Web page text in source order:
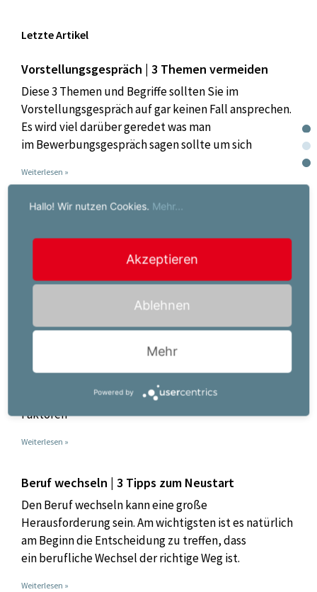
Letzte Artikel
Vorstellungsgespräch | 3 Themen vermeiden
Diese 3 Themen und Begriffe sollten Sie im
Vorstellungsgespräch auf gar keinen Fall ansprechen.
Es wird viel darüber geredet was man
im Bewerbungsgespräch sagen sollte um sich
Weiterlesen »
Jobwechsel – ja oder nein | 5 Faktoren
Wir verbringen sehr viel Zeit an unserem Arbeitsplatz.
Im Idealfall ist die eigene Arbeitsstelle ein Ort an dem
wir eine gewisse Erfüllung finden. Wenn das
Hat man sich einmal zur Erkenntnis durch gerungen,
einen wichtigen Schritt geschafft. Dabei gibt es viele
Faktoren
Weiterlesen »
Beruf wechseln | 3 Tipps zum Neustart
Den Beruf wechseln kann eine große
Herausforderung sein. Am wichtigsten ist es natürlich
am Beginn die Entscheidung zu treffen, dass
ein berufliche Wechsel der richtige Weg ist.
Weiterlesen »
Hallo! Wir nutzen Cookies. Mehr...
Akzeptieren
Ablehnen
Mehr
Powered by